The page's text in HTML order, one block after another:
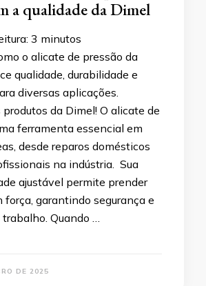
a qualidade da Dimel
3 minutos
o alicate de pressão da
qualidade, durabilidade e
diversas aplicações.
produtos da Dimel! O alicate de
ferramenta essencial em
desde reparos domésticos
na indústria. Sua
ajustável permite prender
força, garantindo segurança e
Quando …
DE 2025